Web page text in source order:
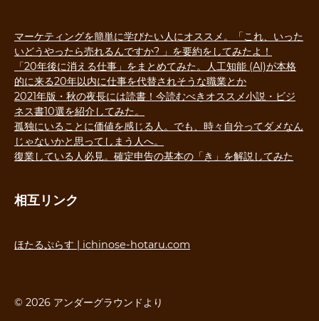
マーケティングを簡単に学びたい人にオススメ。「これ、いった
いどうやったら売れるんですか? 」を要約をしてみたよ！
「20年後に消える仕事」をまとめてみた。人工知能 (AI)が本格
的に来る20年以内に仕事を代替されそうな職業とか
2021年版・秋の夜長には読書！今読むべきオススメ小説・ビジ
ネス書10選を紹介してみた。
孤独にいることに価値を感じる人。でも、時々自分ってダメなん
じゃないかと思ってしまう人へ。
復業している人必見。確定申告の基本の「き」を解説してみた
相互リンク
ほたるぷらす | ichinose-hotaru.com
© 2026 アンダーグラウンドより